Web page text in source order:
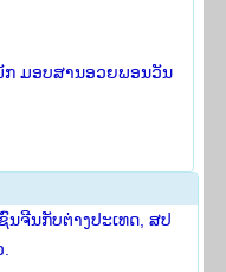
ມອບສານອວຍພອນວັນ
ຈີນກັບຕ່າງປະເທດ, ສປ